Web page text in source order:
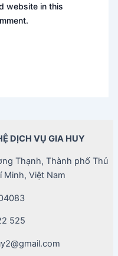
website in this
DỊCH VỤ GIA HUY
Thạnh, Thành phố Thủ
Việt Nam
525